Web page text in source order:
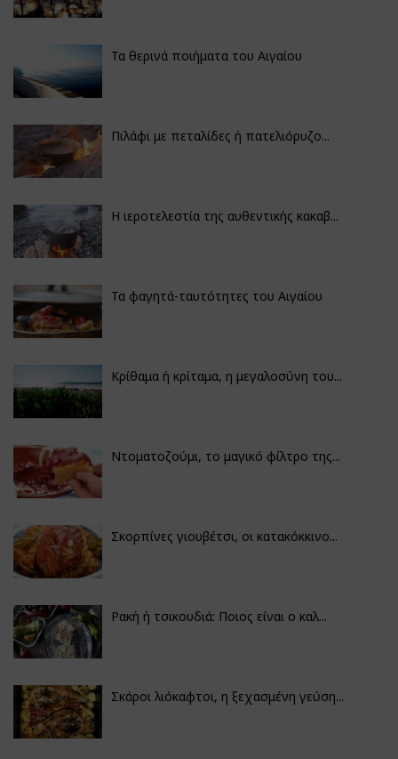
Τα θερινά ποιήματα του Αιγαίου
Πιλάφι με πεταλίδες ή πατελιόρυζο...
Η ιεροτελεστία της αυθεντικής κακαβ...
Τα φαγητά-ταυτότητες του Αιγαίου
Κρίθαμα ή κρίταμα, η μεγαλοσύνη του...
Ντοματοζούμι, το μαγικό φίλτρο της...
Σκορπίνες γιουβέτσι, οι κατακόκκινο...
Ρακή ή τσικουδιά: Ποιος είναι ο καλ...
Σκάροι λιόκαφτοι, η ξεχασμένη γεύση...